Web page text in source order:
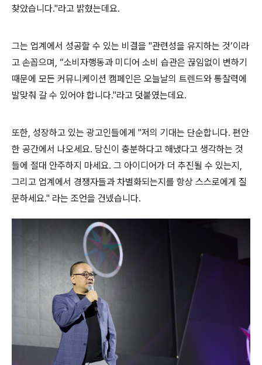
찾았습니다."라고 밝혔는데요.
그는 업계에서 성공할 수 있는 비결을 "관련성을 유지하는 것’이라
고 손꼽으며, “소비자행동과 미디어 소비 습관은 끊임없이 변하기
때문에 모든 커뮤니케이션 캠페인은 오늘날의 트렌드와 통찰력에
발맞춰 갈 수 있어야 합니다."라고 덧붙였는데요.
또한, 성장하고 있는 광고인들에게 "저의 기대는 단순합니다. 편안
한 공간에서 나오세요. 당신이 충분하다고 해냈다고 생각하는 것
들에 절대 안주하지 마세요. 그 아이디어가 더 추진될 수 있는지 ,
그리고 업계에서 경쟁자들과 차별화되는지를 항상 스스로에게 질
문하세요." 라는 조언을 건넸습니다.